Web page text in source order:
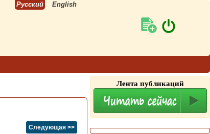
Русский English
Следующая >>
Лента публикаций